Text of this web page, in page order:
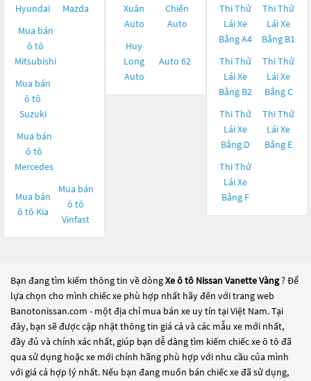
Hyundai
Mazda
Mua bán
ô tô
Mitsubishi
Mua bán
ô tô
Suzuki
Mua bán
ô tô
Mercedes
Mua bán
ô tô Kia
Mua bán
ô tô
Vinfast
Xuân
Auto
Chiến
Auto
Huy
Long
Auto
Auto 62
Thi Thử
Lái Xe
Bằng A4
Thi Thử
Lái Xe
Bằng B1
Thi Thử
Lái Xe
Bằng B2
Thi Thử
Lái Xe
Bằng C
Thi Thử
Lái Xe
Bằng D
Thi Thử
Lái Xe
Bằng E
Thi Thử
Lái Xe
Bằng F
Bạn đang tìm kiếm thông tin về dòngXe ô tô Nissan Vanette Vàng? Để
lựa chọn cho mình chiếc xe phù hợp nhất hãy đến với trang web
Banotonissan.com - một địa chỉ mua bán xe uy tín tại Việt Nam. Tại
đây, bạn sẽ được cập nhật thông tin giá cả và các mẫu xe mới nhất,
đầy đủ và chính xác nhất, giúp bạn dễ dàng tìm kiếm chiếc xe ô tô đã
qua sử dụng hoặc xe mới chính hãng phù hợp với nhu cầu của mình
với giá cả hợp lý nhất. Nếu bạn đang muốn bán chiếc xe đã sử dụng,